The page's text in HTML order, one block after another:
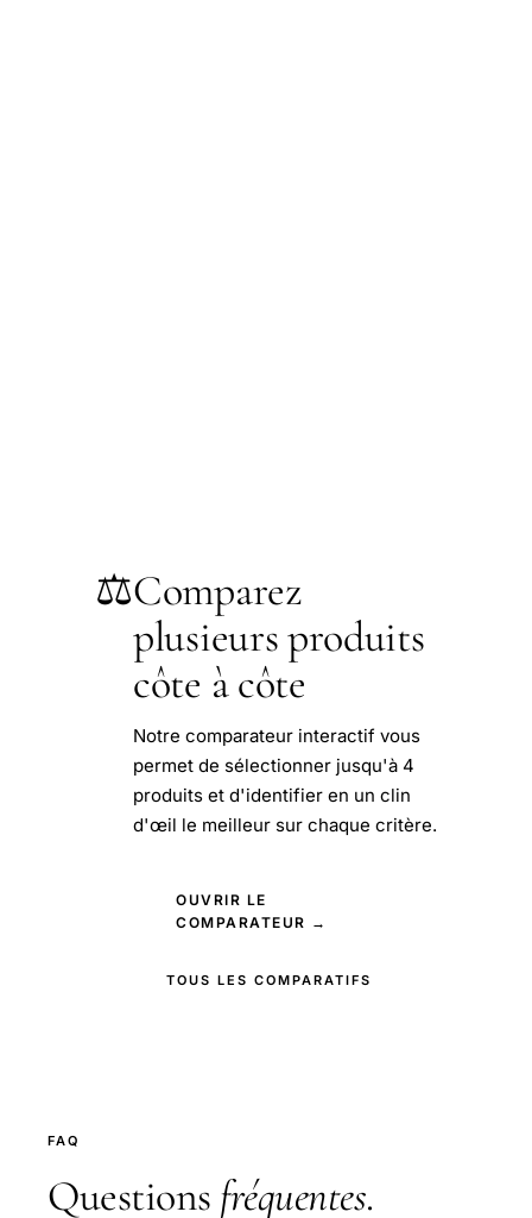
⚖️Comparez
plusieurs produits
côte à côte
Notre comparateur interactif vous
permet de sélectionner jusqu'à 4
produits et d'identifier en un clin
d'œil le meilleur sur chaque critère.
OUVRIR LE
COMPARATEUR →
TOUS LES COMPARATIFS
FAQ
Questions fréquentes.